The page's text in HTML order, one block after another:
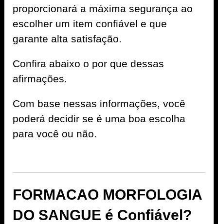
proporcionará a máxima segurança ao
escolher um item confiável e que
garante alta satisfação.
Confira abaixo o por que dessas
afirmações.
Com base nessas informações, você
poderá decidir se é uma boa escolha
para você ou não.
FORMACAO MORFOLOGIA
DO SANGUE é Confiável?